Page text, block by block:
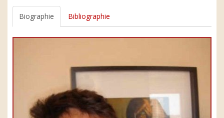
Biographie Bibliographie